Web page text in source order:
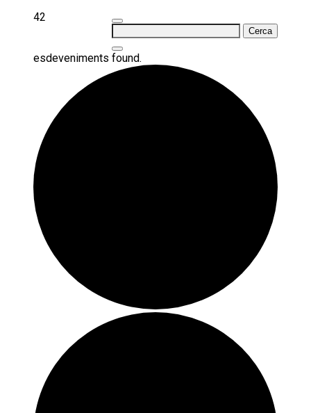
Cerca:
42
esdeveniments found.